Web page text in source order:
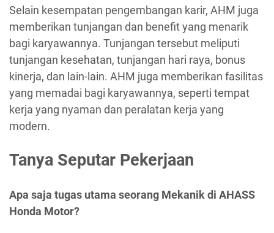
Selain kesempatan pengembangan karir, AHM juga
memberikan tunjangan dan benefit yang menarik
bagi karyawannya. Tunjangan tersebut meliputi
tunjangan kesehatan, tunjangan hari raya, bonus
kinerja, dan lain-lain. AHM juga memberikan fasilitas
yang memadai bagi karyawannya, seperti tempat
kerja yang nyaman dan peralatan kerja yang
modern.
Tanya Seputar Pekerjaan
Apa saja tugas utama seorang Mekanik di AHASS
Honda Motor?